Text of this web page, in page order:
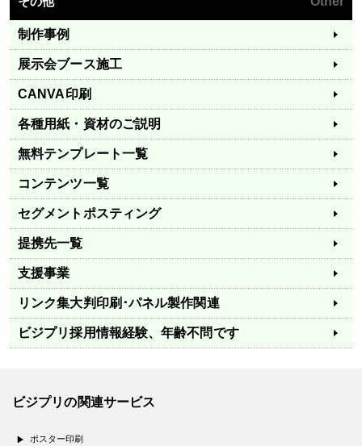
制作事例
展示会ブース施工
CANVA印刷
各種用紙・資材のご説明
無料テンプレート一覧
コンテンツ一覧
セグメントポスティング
提携先一覧
支援事業
リンク集大判印刷･パネル製作関連
ビジプリ採用情報経験、年齢不問です
ビジプリの関連サービス
ポスター印刷